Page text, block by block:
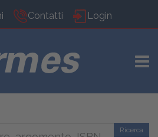
Contatti Login
Ricerca